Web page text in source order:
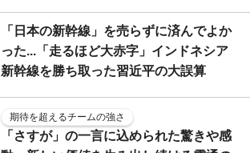
「日本の新幹線」を売らずに済んでよか
った...「走るほど大赤字」インドネシア
新幹線を勝ち取った習近平の大誤算
期待を超えるチームの強さ
「さすが」の一言に込められた驚きや感